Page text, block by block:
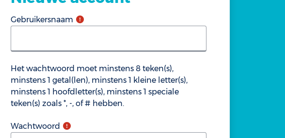
Gebruikersnaam
Het wachtwoord moet minstens 8 teken(s),
minstens 1 getal(len), minstens 1 kleine letter(s),
minstens 1 hoofdletter(s), minstens 1 speciale
teken(s) zoals *, -, of # hebben.
Wachtwoord